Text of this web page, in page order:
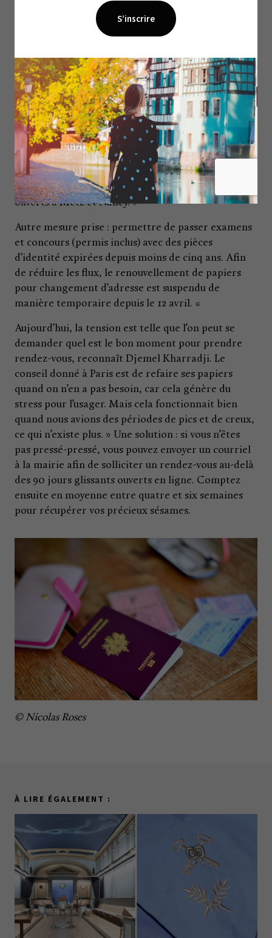
l’attente. En mai 2022, l’État a déployé un plan
d’urgence, avec une enveloppe de 22 millions d’euros
supplémentaires pour ouvrir de nouveaux guichets
biométrique ou soutenir les collectivités dans le
recrutement d’agents en renfort. « Mais ce n’est
pas si facile de recruter, car il faut former les
agents, les profils doivent répondre aux enjeux de
sécurité liés au traitement de données personnelles
», rappelle Djemel Kharradji. Strasbourg a renoncé
à ouvrir pour cette période estivale un centre
temporaire d’activité. « Le recrutement est trop
compliqué, mais dans la Région, deux ont été
ouverts à Metz et Nancy. »
Autre mesure prise : permettre de passer examens
et concours (permis inclus) avec des pièces
d’identité expirées depuis moins de cinq ans. Afin
de réduire les flux, le renouvellement de papiers
pour changement d’adresse est suspendu de
manière temporaire depuis le 12 avril. «
Aujourd’hui, la tension est telle que l’on peut se
demander quel est le bon moment pour prendre
rendez-vous, reconnaît Djemel Kharradji. Le
conseil donné à Paris est de refaire ses papiers
quand on n’en a pas besoin, car cela génère du
stress pour l’usager. Mais cela fonctionnait bien
quand nous avions des périodes de pics et de creux,
ce qui n’existe plus. » Une solution : si vous n’êtes
pas pressé-pressé, vous pouvez envoyer un courriel
à la mairie afin de solliciter un rendez-vous au-delà
des 90 jours glissants ouverts en ligne. Comptez
ensuite en moyenne entre quatre et six semaines
pour récupérer vos précieux sésames.
© Nicolas Roses
À LIRE ÉGALEMENT :